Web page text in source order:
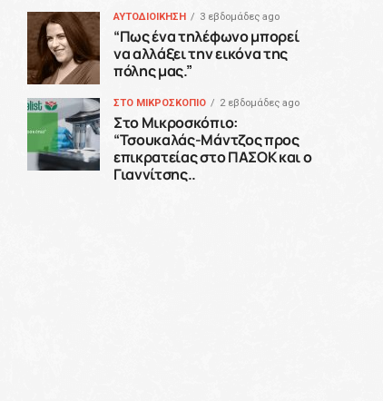
ΑΥΤΟΔΙΟΙΚΗΣΗ 3 εβδομάδες ago
“Πως ένα τηλέφωνο μπορεί
να αλλάξει την εικόνα της
πόλης μας.”
ΣΤΟ ΜΙΚΡΟΣΚΟΠΙΟ 2 εβδομάδες ago
Στο Μικροσκόπιο:
“Τσουκαλάς-Μάντζος προς
επικρατείας στο ΠΑΣΟΚ και ο
Γιαννίτσης..